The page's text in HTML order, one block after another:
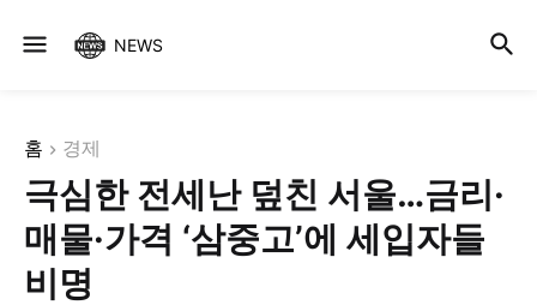
NEWS
홈 경제
극심한 전세난 덮친 서울…금리·
매물·가격 ‘삼중고’에 세입자들
비명